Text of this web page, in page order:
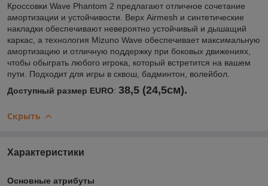
Кроссовки Wave Phantom 2 предлагают отличное сочетание
амортизации и устойчивости. Верх Airmesh и синтетические
накладки обеспечивают невероятно устойчивый и дышащий
каркас, а технология Mizuno Wave обеспечивает максимальную
амортизацию и отличную поддержку при боковых движениях,
чтобы обыграть любого игрока, который встретится на вашем
пути. Подходит для игры в сквош, бадминтон, волейбол.
Доступный размер EURO: 38,5 (24,5см).
Скрыть
Характеристики
Основные атрибуты